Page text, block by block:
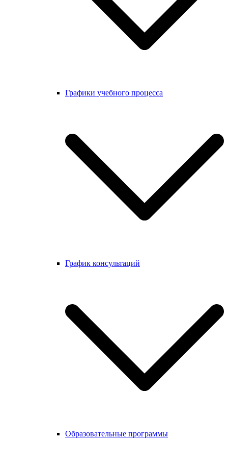
Графики учебного процесса
График консультаций
Образовательные программы